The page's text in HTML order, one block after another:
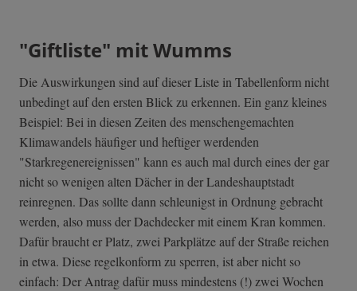
"Giftliste" mit Wumms
Die Auswirkungen sind auf dieser Liste in Tabellenform nicht
unbedingt auf den ersten Blick zu erkennen. Ein ganz kleines
Beispiel: Bei in diesen Zeiten des menschengemachten
Klimawandels häufiger und heftiger werdenden
"Starkregenereignissen" kann es auch mal durch eines der gar
nicht so wenigen alten Dächer in der Landeshauptstadt
reinregnen. Das sollte dann schleunigst in Ordnung gebracht
werden, also muss der Dachdecker mit einem Kran kommen.
Dafür braucht er Platz, zwei Parkplätze auf der Straße reichen
in etwa. Diese regelkonform zu sperren, ist aber nicht so
einfach: Der Antrag dafür muss mindestens (!) zwei Wochen